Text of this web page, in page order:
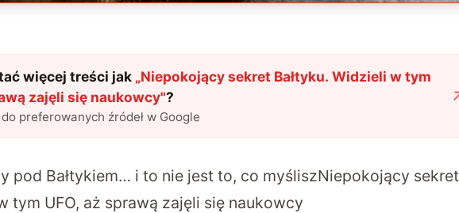
więcej treści jak „Niepokojący sekret Bałtyku. Widzieli w tym
zajęli się naukowcy"?
preferowanych źródeł w Google
pod Bałtykiem… i to nie jest to, co myśliszNiepokojący sekret
tym UFO, aż sprawą zajęli się naukowcy